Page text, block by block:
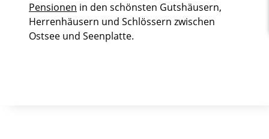
Pensionen in den schönsten Gutshäusern,
Herrenhäusern und Schlössern zwischen
Ostsee und Seenplatte.